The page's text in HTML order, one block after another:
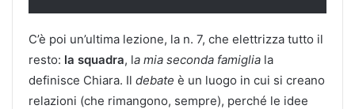
C’è poi un’ultima lezione, la n. 7, che elettrizza tutto il
resto: la squadra, la mia seconda famiglia la
definisce Chiara. Il debate è un luogo in cui si creano
relazioni (che rimangono, sempre), perché le idee